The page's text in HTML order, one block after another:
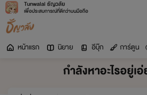
Tunwalai ธัญวลัย
เพื่อประสบการณ์ที่ดีกว่าบนมือถือ
หน้าแรก นิยาย อีบุ๊ก การ์ตูน
กำลังหาอะไรอยู่เ